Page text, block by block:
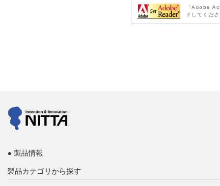
「Adobe
ドしてくだ
製品情報
製品カテゴリから探す